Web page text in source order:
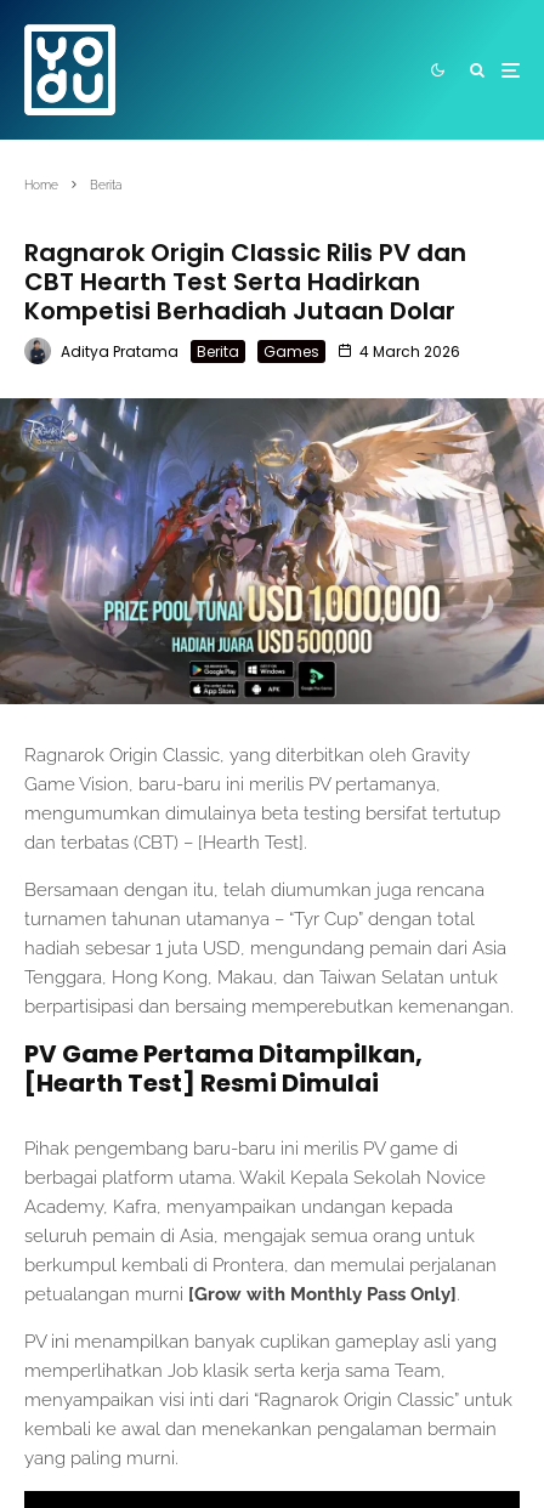
Home Berita
Ragnarok Origin Classic Rilis PV dan
CBT Hearth Test Serta Hadirkan
Kompetisi Berhadiah Jutaan Dolar
Aditya Pratama Berita Games 4 March 2026
Ragnarok Origin Classic, yang diterbitkan oleh Gravity
Game Vision, baru-baru ini merilis PV pertamanya,
mengumumkan dimulainya beta testing bersifat tertutup
dan terbatas (CBT) – [Hearth Test].
Bersamaan dengan itu, telah diumumkan juga rencana
turnamen tahunan utamanya – “Tyr Cup” dengan total
hadiah sebesar 1 juta USD, mengundang pemain dari Asia
Tenggara, Hong Kong, Makau, dan Taiwan Selatan untuk
berpartisipasi dan bersaing memperebutkan kemenangan.
PV Game Pertama Ditampilkan,
[Hearth Test] Resmi Dimulai
Pihak pengembang baru-baru ini merilis PV game di
berbagai platform utama. Wakil Kepala Sekolah Novice
Academy, Kafra, menyampaikan undangan kepada
seluruh pemain di Asia, mengajak semua orang untuk
berkumpul kembali di Prontera, dan memulai perjalanan
petualangan murni [Grow with Monthly Pass Only].
PV ini menampilkan banyak cuplikan gameplay asli yang
memperlihatkan Job klasik serta kerja sama Team,
menyampaikan visi inti dari “Ragnarok Origin Classic” untuk
kembali ke awal dan menekankan pengalaman bermain
yang paling murni.